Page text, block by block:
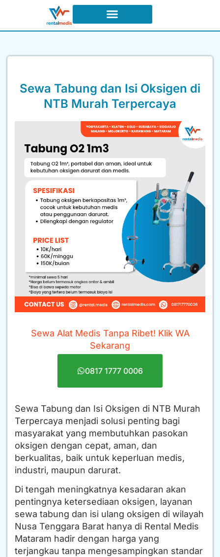
Sewa Tabung dan Isi Oksigen di
NTB Murah Terpercaya
Sewa Alat Medis Tanpa Ribet! Klik WA
Sekarang
0817 1777 0006
Sewa Tabung dan Isi Oksigen di NTB Murah
Terpercaya menjadi solusi penting bagi
masyarakat yang membutuhkan pasokan
oksigen dengan cepat, aman, dan
berkualitas, baik untuk keperluan medis,
industri, maupun darurat.
Di tengah meningkatnya kesadaran akan
pentingnya ketersediaan oksigen, layanan
sewa tabung dan isi ulang oksigen di wilayah
Nusa Tenggara Barat hanya di Rental Medis
Mataram hadir dengan harga yang
terjangkau tanpa mengesampingkan standar